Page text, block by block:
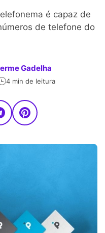
é capaz de
de telefone do
Gadelha
4 min de leitura